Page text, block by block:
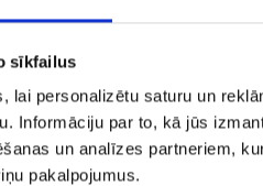
sīkfailus
lai personalizētu saturu un
Informāciju par to, kā jūs
un analīzes partneriem,
pakalpojumus.